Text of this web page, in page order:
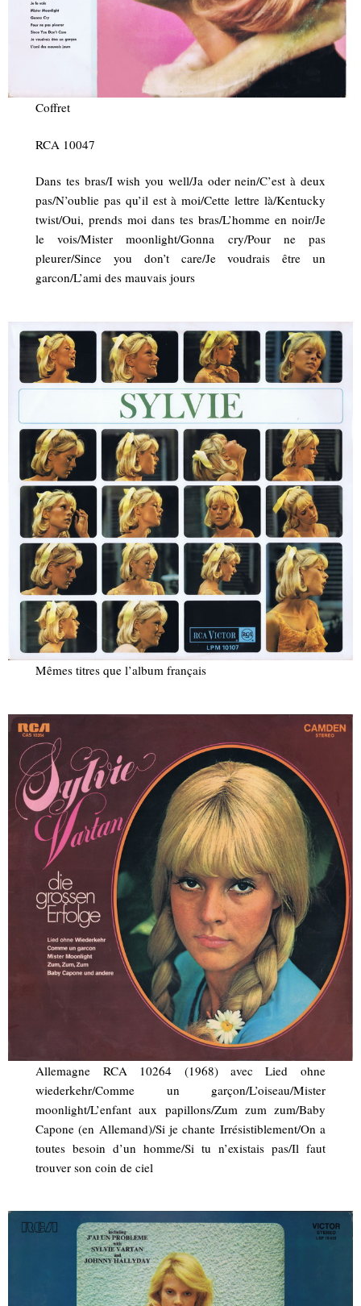
Coffret
RCA 10047
Dans tes bras/I wish you well/Ja oder nein/C’est à deux
pas/N’oublie pas qu’il est à moi/Cette lettre là/Kentucky
twist/Oui, prends moi dans tes bras/L’homme en noir/Je
le vois/Mister moonlight/Gonna cry/Pour ne pas
pleurer/Since you don’t care/Je voudrais être un
garcon/L’ami des mauvais jours
Mêmes titres que l’album français
Allemagne RCA 10264 (1968) avec Lied ohne
wiederkehr/Comme un garçon/L’oiseau/Mister
moonlight/L’enfant aux papillons/Zum zum zum/Baby
Capone (en Allemand)/Si je chante Irrésistiblement/On a
toutes besoin d’un homme/Si tu n’existais pas/Il faut
trouver son coin de ciel